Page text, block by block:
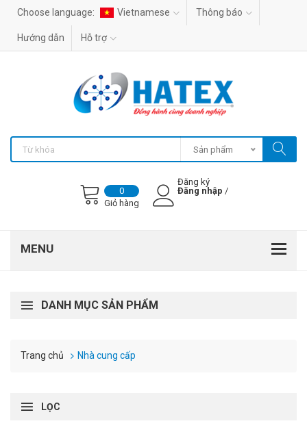
Choose language: Vietnamese Thông báo
Hướng dẫn Hỗ trợ
Sản phẩm
0
Giỏ hàng
Đăng ký
Đăng nhập /
DANH MỤC SẢN PHẨM
Trang chủ Nhà cung cấp
LỌC